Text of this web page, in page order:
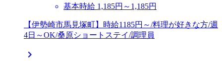
基本時給 1,185円～1,185円
【伊勢崎市馬見塚町】時給1185円～/料理が好きな方/週
4日～OK/桑原ショートステイ/調理員
